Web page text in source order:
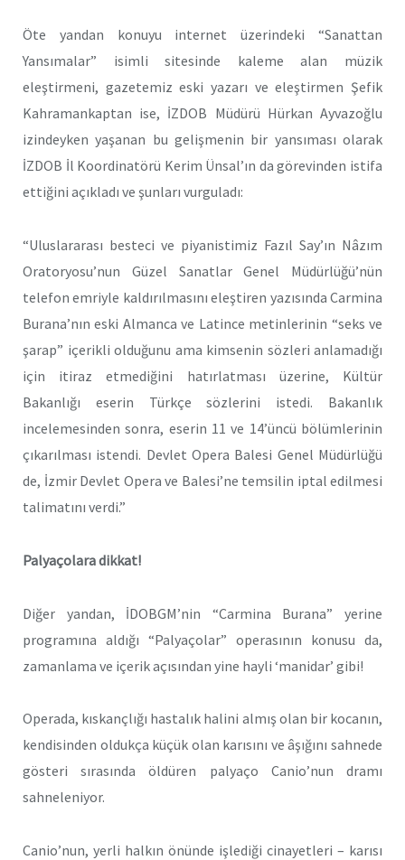
Öte yandan konuyu internet üzerindeki “Sanattan
Yansımalar” isimli sitesinde kaleme alan müzik
eleştirmeni, gazetemiz eski yazarı ve eleştirmen Şefik
Kahramankaptan ise, İZDOB Müdürü Hürkan Ayvazoğlu
izindeyken yaşanan bu gelişmenin bir yansıması olarak
İZDOB İl Koordinatörü Kerim Ünsal’ın da görevinden istifa
ettiğini açıkladı ve şunları vurguladı:
“Uluslararası besteci ve piyanistimiz Fazıl Say’ın Nâzım
Oratoryosu’nun Güzel Sanatlar Genel Müdürlüğü’nün
telefon emriyle kaldırılmasını eleştiren yazısında Carmina
Burana’nın eski Almanca ve Latince metinlerinin “seks ve
şarap” içerikli olduğunu ama kimsenin sözleri anlamadığı
için itiraz etmediğini hatırlatması üzerine, Kültür
Bakanlığı eserin Türkçe sözlerini istedi. Bakanlık
incelemesinden sonra, eserin 11 ve 14’üncü bölümlerinin
çıkarılması istendi. Devlet Opera Balesi Genel Müdürlüğü
de, İzmir Devlet Opera ve Balesi’ne temsilin iptal edilmesi
talimatını verdi.”
Palyaçolara dikkat!
Diğer yandan, İDOBGM’nin “Carmina Burana” yerine
programına aldığı “Palyaçolar” operasının konusu da,
zamanlama ve içerik açısından yine hayli ‘manidar’ gibi!
Operada, kıskançlığı hastalık halini almış olan bir kocanın,
kendisinden oldukça küçük olan karısını ve âşığını sahnede
gösteri sırasında öldüren palyaço Canio’nun dramı
sahneleniyor.
Canio’nun, yerli halkın önünde işlediği cinayetleri – karısı